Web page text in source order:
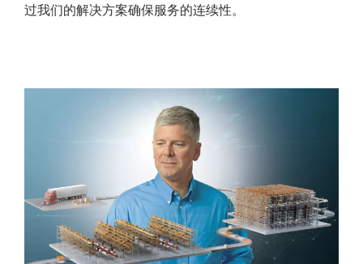
过我们的解决方案确保服务的连续性。